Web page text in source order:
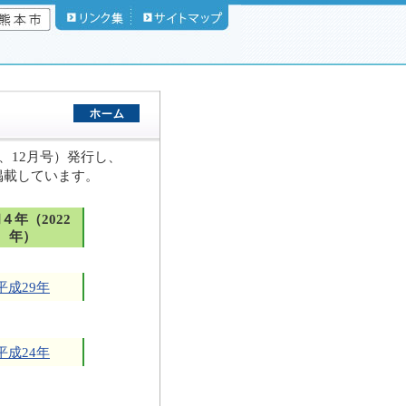
月号）発行し、
しています。
年（2022
年）
成29年
成24年